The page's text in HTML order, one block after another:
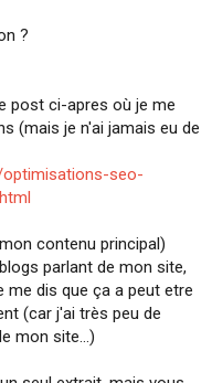
?
post ci-apres où je me
(mais je n'ai jamais eu de
seo-
contenu principal)
parlant de mon site,
me dis que ça a peut etre
(car j'ai très peu de
mon site...)